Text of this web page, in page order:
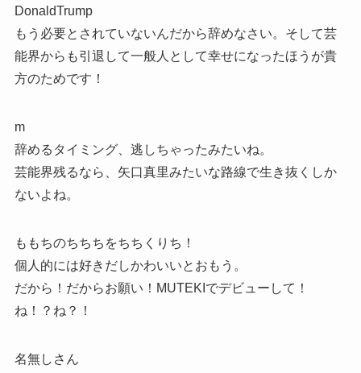
DonaldTrump
もう必要とされていないんだから辞めなさい。そして芸
能界からも引退して一般人として幸せになったほうが貴
方のためです！
m
辞めるタイミング、逃しちゃったみたいね。
芸能界残るなら、矢口真里みたいな路線で生き抜くしか
ないよね。
ももちのちちちをちちくりち！
個人的には好きだしかわいいとおもう。
だから！だからお願い！MUTEKIでデビューして！
ね！？ね？！
名無しさん